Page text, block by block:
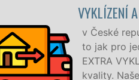
VYKLÍZENÍ
v České
to jak pro
EXTRA
kvality.